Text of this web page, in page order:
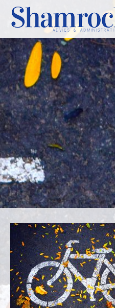
Home
Team
Diensten
Tips
Contact